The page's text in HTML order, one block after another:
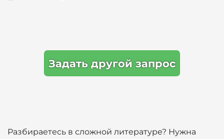
Задать другой запрос
Разбираетесь в сложной литературе? Нужна